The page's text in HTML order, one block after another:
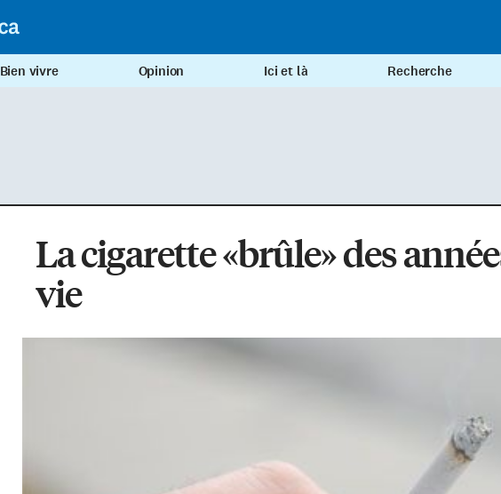
Bien vivre Opinion Ici et là Recherche
La cigarette «brûle» des
vie